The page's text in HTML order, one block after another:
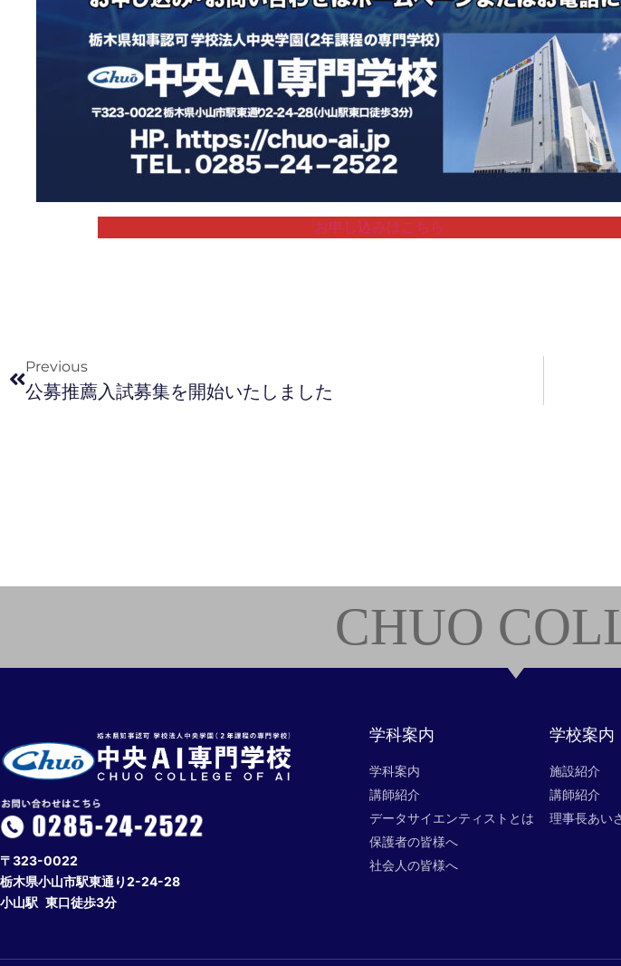
お申し込みはこちら
Previous
公募推薦入試募集を開始いたしました
CHUO
〒323-0022
栃木県小山市駅東通り2-24-28
小山駅 東口徒歩3分
学科案内
学科案内
講師紹介
データサイエンティストとは
保護者の皆様へ
社会人の皆様へ
学校案内
施設紹介
講師紹介
理事長あい